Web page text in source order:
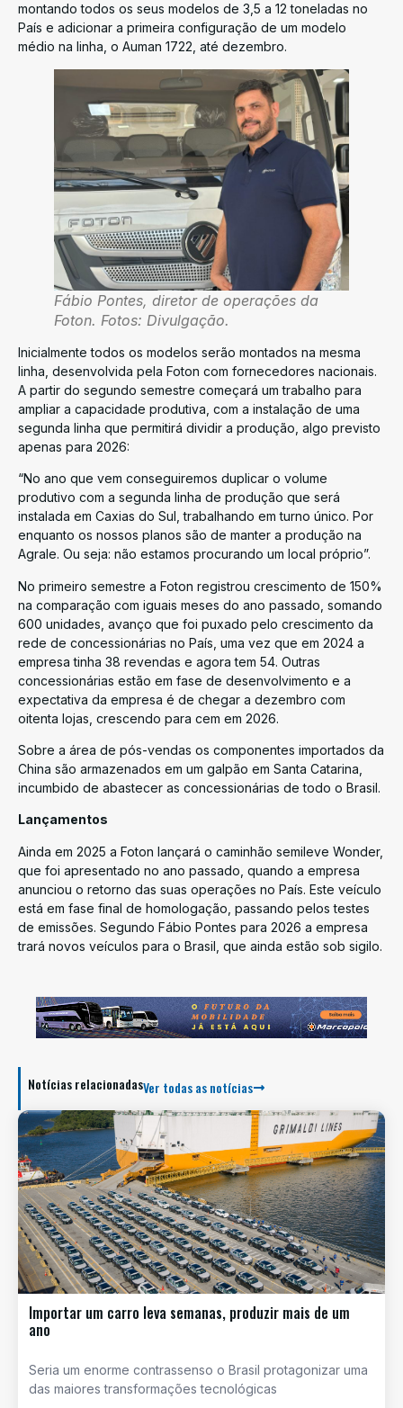
montando todos os seus modelos de 3,5 a 12 toneladas no
País e adicionar a primeira configuração de um modelo
médio na linha, o Auman 1722, até dezembro.
Fábio Pontes, diretor de operações da
Foton. Fotos: Divulgação.
Inicialmente todos os modelos serão montados na mesma
linha, desenvolvida pela Foton com fornecedores nacionais.
A partir do segundo semestre começará um trabalho para
ampliar a capacidade produtiva, com a instalação de uma
segunda linha que permitirá dividir a produção, algo previsto
apenas para 2026:
“No ano que vem conseguiremos duplicar o volume
produtivo com a segunda linha de produção que será
instalada em Caxias do Sul, trabalhando em turno único. Por
enquanto os nossos planos são de manter a produção na
Agrale. Ou seja: não estamos procurando um local próprio”.
No primeiro semestre a Foton registrou crescimento de 150%
na comparação com iguais meses do ano passado, somando
600 unidades, avanço que foi puxado pelo crescimento da
rede de concessionárias no País, uma vez que em 2024 a
empresa tinha 38 revendas e agora tem 54. Outras
concessionárias estão em fase de desenvolvimento e a
expectativa da empresa é de chegar a dezembro com
oitenta lojas, crescendo para cem em 2026.
Sobre a área de pós-vendas os componentes importados da
China são armazenados em um galpão em Santa Catarina,
incumbido de abastecer as concessionárias de todo o Brasil.
Lançamentos
Ainda em 2025 a Foton lançará o caminhão semileve Wonder,
que foi apresentado no ano passado, quando a empresa
anunciou o retorno das suas operações no País. Este veículo
está em fase final de homologação, passando pelos testes
de emissões. Segundo Fábio Pontes para 2026 a empresa
trará novos veículos para o Brasil, que ainda estão sob sigilo.
Notícias relacionadasVer todas as notícias
Importar um carro leva semanas, produzir mais de um
ano
Seria um enorme contrassenso o Brasil protagonizar uma
das maiores transformações tecnológicas